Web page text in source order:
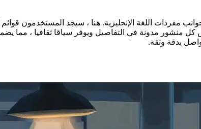
مفردات اللغة الإنجليزية. هنا ، سيجد المستخدمون
منشور مدونة في التفاصيل ويوفر سياقا ثقافيا ، مما
بدقة وثقة.